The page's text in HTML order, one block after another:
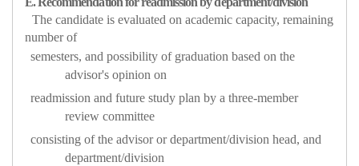
The candidate is evaluated on academic capacity, remaining
number of
semesters, and possibility of graduation based on the
advisor's opinion on
readmission and future study plan by a three-member
review committee
consisting of the advisor or department/division head, and
department/division